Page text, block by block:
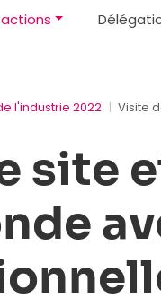
l'industrie 2022 Visite
site